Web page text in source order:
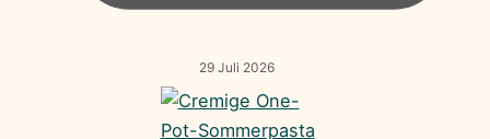
29 Juli 2026